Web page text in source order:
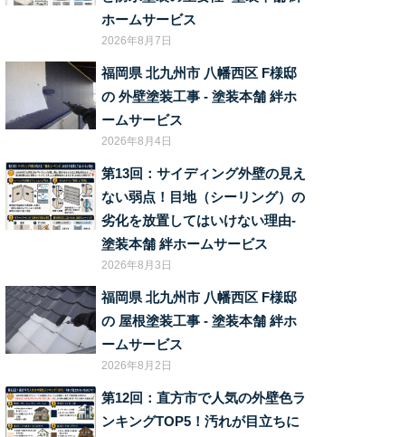
ホームサービス
2026年8月7日
福岡県 北九州市 八幡西区 F様邸
の 外壁塗装工事 ‐ 塗装本舗 絆ホ
ームサービス
2026年8月4日
第13回：サイディング外壁の見え
ない弱点！目地（シーリング）の
劣化を放置してはいけない理由‐
塗装本舗 絆ホームサービス
2026年8月3日
福岡県 北九州市 八幡西区 F様邸
の 屋根塗装工事 ‐ 塗装本舗 絆ホ
ームサービス
2026年8月2日
第12回：直方市で人気の外壁色ラ
ンキングTOP5！汚れが目立ちに